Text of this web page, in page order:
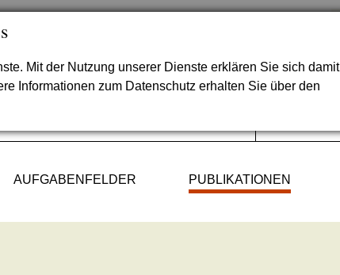
Mit der Nutzung unserer Dienste erklären Sie sich damit
Informationen zum Datenschutz erhalten Sie über den
AUFGABENFELDER PUBLIKATIONEN